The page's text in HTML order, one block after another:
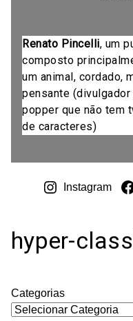
Renato Pincelli, um
composto
um animal, cordado,
pensante
popper que não tem
de caracteres)
Instagram
hyper-
Categorias